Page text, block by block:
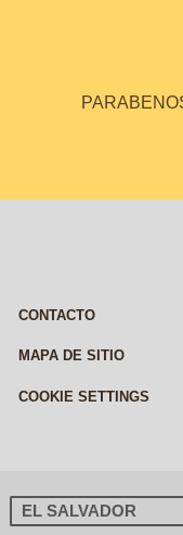
CONTACTO
MAPA DE SITIO
COOKIE SETTINGS
EL SALVADOR